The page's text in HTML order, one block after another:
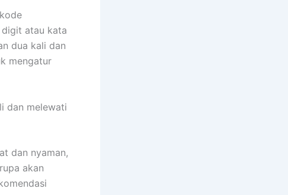
atau kata
dua kali dan
mengatur
dan melewati
dan nyaman,
akan